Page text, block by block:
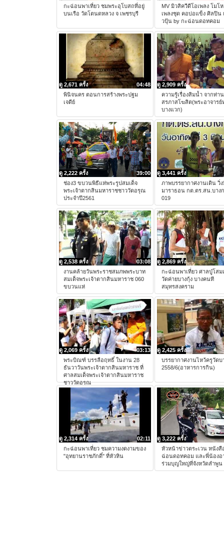
กะฉ่อนพาเที่ยว ชมพระอุโบสถที่อยู่
บนเรือ วัดโตนดหลวง จ เพชรบุรี
MV มิวสิควีดีโอเพลง โมโ
เพลงชุด คอบ่อแข็ง ศิลปิน
วปุ้น by กะฉ่อนดอทคอม
04:48
ดู 2,671 ครั้ง
พินิจนคร ตอนการสร้างพระปฐม
เจดีย์
ดู 2,909 ครั้ง
ความรู้เรื่องสิมน้ำ จากท่า
สรภาสโฆสิต(พระอาจาร
บางแวก)
39:00
ดู 2,222 ครั้ง
ช่อง3 ขบวนพิธีแห่พระรูปสมเด็จ
พระเจ้าตากสินมหาราชชาววัดอรุณ
ประจำปี2561
ดู 3,441 ครั้ง
ภาพบรรยากาศงานเดิน วิ่
มาราธอน กต.ตร.สน.บาง
019
03:08
ดู 2,538 ครั้ง
งานคล้ายวันพระราชสมภพพระบาท
สมเด็จพระเจ้าตากสินมหาราช 060
ขบวนแห่
ดู 2,869 ครั้ง
กะฉ่อนพาเที่ยว ศาลปู่โสม
วัดค่ายบางกุ้ง บางคนที
สมุทรสงคราม
03:13
ดู 2,069 ครั้ง
พระบิณฑ์ บรรลือฤทธิ์ ในงาน 28
ธันวาวันพระเจ้าตากสินมหาราช ที่
ศาลสมเด็จพระเจ้าตากสินมหาราช
ชาววัดอรุณ
ดู 2,425 ครั้ง
บรรยากาศงานไหว้ครูวัดบ
2558/6(อาหารการกิน)
02:11
ดู 2,314 ครั้ง
กะฉ่อนพาเที่ยว ชมความงดงามของ
"อุทยานราชภักดิ์" ที่หัวหิน
ดู 3,222 ครั้ง
หัวหน้าข่าวตระเวน หนังสื
ฉ่อนดอทคอม และพี่น้องอ
ร่วมบุญใหญ่ที่จังหวัดลำพูน